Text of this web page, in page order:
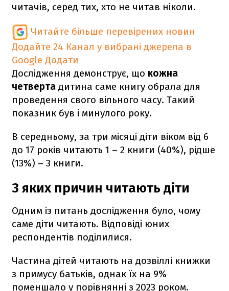
читачів, серед тих, хто не читав ніколи.
Читайте більше перевірених новин
Додайте 24 Канал у вибрані джерела в
Google Додати
Дослідження демонструє, що кожна
четверта дитина саме книгу обрала для
проведення свого вільного часу. Такий
показник був і минулого року.
В середньому, за три місяці діти віком від 6
до 17 років читають 1 – 2 книги (40%), рідше
(13%) – 3 книги.
З яких причин читають діти
Одним із питань дослідження було, чому
саме діти читають. Відповіді юних
респондентів поділилися.
Частина дітей читають на дозвіллі книжки
з примусу батьків, однак їх на 9%
поменшало у порівнянні з 2023 роком.